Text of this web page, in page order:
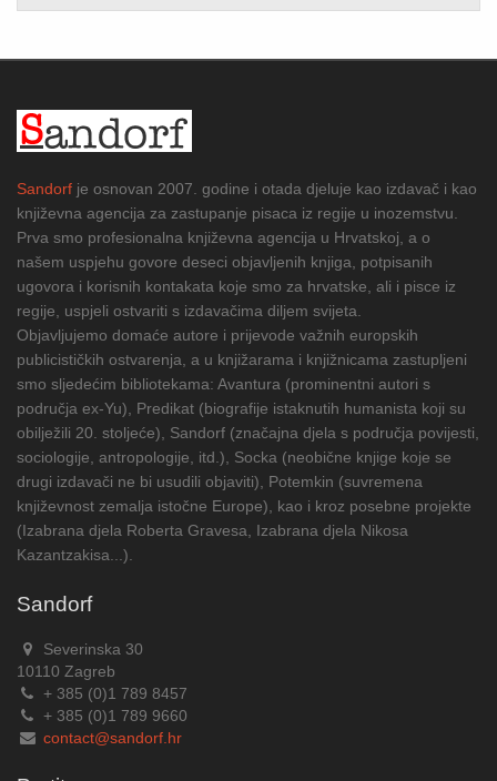
Sandorf je osnovan 2007. godine i otada djeluje kao izdavač i kao
književna agencija za zastupanje pisaca iz regije u inozemstvu.
Prva smo profesionalna književna agencija u Hrvatskoj, a o
našem uspjehu govore deseci objavljenih knjiga, potpisanih
ugovora i korisnih kontakata koje smo za hrvatske, ali i pisce iz
regije, uspjeli ostvariti s izdavačima diljem svijeta.
Objavljujemo domaće autore i prijevode važnih europskih
publicističkih ostvarenja, a u knjižarama i knjižnicama zastupljeni
smo sljedećim bibliotekama: Avantura (prominentni autori s
područja ex-Yu), Predikat (biografije istaknutih humanista koji su
obilježili 20. stoljeće), Sandorf (značajna djela s područja povijesti,
sociologije, antropologije, itd.), Socka (neobične knjige koje se
drugi izdavači ne bi usudili objaviti), Potemkin (suvremena
književnost zemalja istočne Europe), kao i kroz posebne projekte
(Izabrana djela Roberta Gravesa, Izabrana djela Nikosa
Kazantzakisa...).
Sandorf
Severinska 30
10110 Zagreb
+ 385 (0)1 789 8457
+ 385 (0)1 789 9660
contact@sandorf.hr